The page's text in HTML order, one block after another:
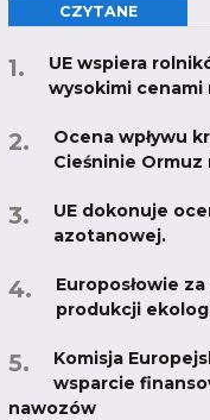
CZYTANE
UE wspiera
wysokimi cenami
Ocena wpływu
Cieśninie Ormuz
UE dokonuje
azotanowej.
Europosłowie
produkcji
Komisja
wsparcie
nawozów